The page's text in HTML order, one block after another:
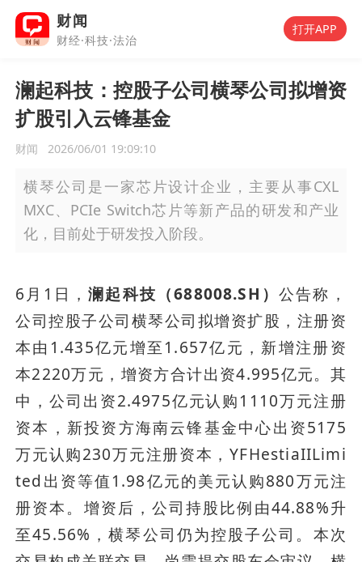
财闻
财经·科技·法治
打开APP
澜起科技：控股子公司横琴公司拟增资
扩股引入云锋基金
财闻 2026/06/01 19:09:10
横琴公司是一家芯片设计企业，主要从事CXL
MXC、PCIe Switch芯片等新产品的研发和产业
化，目前处于研发投入阶段。
6月1日，澜起科技（688008.SH）公告称，
公司控股子公司横琴公司拟增资扩股，注册资
本由1.435亿元增至1.657亿元，新增注册资
本2220万元，增资方合计出资4.995亿元。其
中，公司出资2.4975亿元认购1110万元注册
资本，新投资方海南云锋基金中心出资5175
万元认购230万元注册资本，YFHestiaIILimi
ted出资等值1.98亿元的美元认购880万元注
册资本。增资后，公司持股比例由44.88%升
至45.56%，横琴公司仍为控股子公司。本次